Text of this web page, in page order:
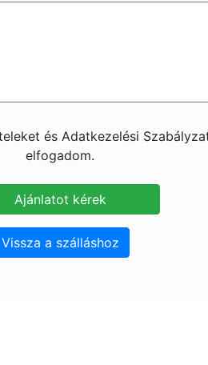
és Adatkezelési
elfogadom.
Vissza a szálláshoz